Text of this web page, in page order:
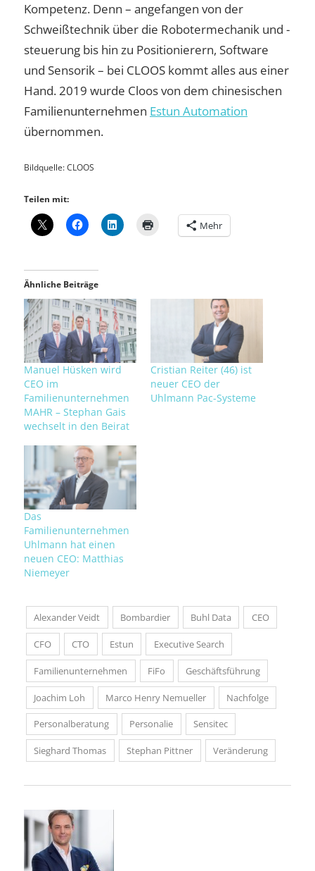
Kompetenz. Denn – angefangen von der
Schweißtechnik über die Robotermechanik und -
steuerung bis hin zu Positionierern, Software
und Sensorik – bei CLOOS kommt alles aus einer
Hand. 2019 wurde Cloos von dem chinesischen
Familienunternehmen Estun Automation
übernommen.
Bildquelle: CLOOS
Teilen mit:
Mehr
Ähnliche Beiträge
Manuel Hüsken wird
CEO im
Familienunternehmen
MAHR – Stephan Gais
wechselt in den Beirat
Cristian Reiter (46) ist
neuer CEO der
Uhlmann Pac-Systeme
Das
Familienunternehmen
Uhlmann hat einen
neuen CEO: Matthias
Niemeyer
Alexander Veidt Bombardier Buhl Data CEO
CFO CTO Estun Executive Search
Familienunternehmen FiFo Geschäftsführung
Joachim Loh Marco Henry Nemueller Nachfolge
Personalberatung Personalie Sensitec
Sieghard Thomas Stephan Pittner Veränderung